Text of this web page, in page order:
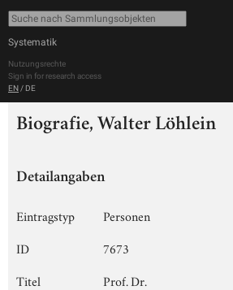
Systematik
Nutzungsrechte
Sign in for research access
EN / DE
Biografie, Walter Löhlein
Detailangaben
Eintragstyp
Personen
ID
7673
Titel
Prof. Dr.